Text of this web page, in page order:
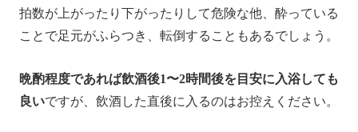
拍数が上がったり下がったりして危険な他、酔っている
ことで足元がふらつき、転倒することもあるでしょう。
晩酌程度であれば飲酒後1〜2時間後を目安に入浴しても
良いですが、飲酒した直後に入るのはお控えください。